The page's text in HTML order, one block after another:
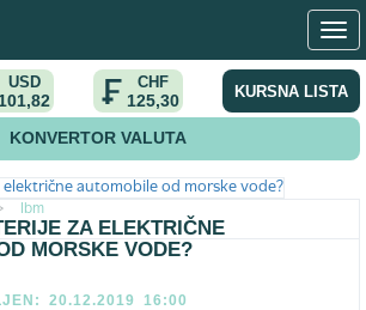
USD
101,82
CHF
125,30 KURSNA LISTA
KONVERTOR VALUTA
Ibm
ZA ELEKTRIČNE
MORSKE VODE?
20.12.2019 16:00